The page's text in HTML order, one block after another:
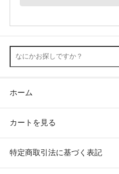
ホーム
カートを見る
特定商取引法に基づく表記